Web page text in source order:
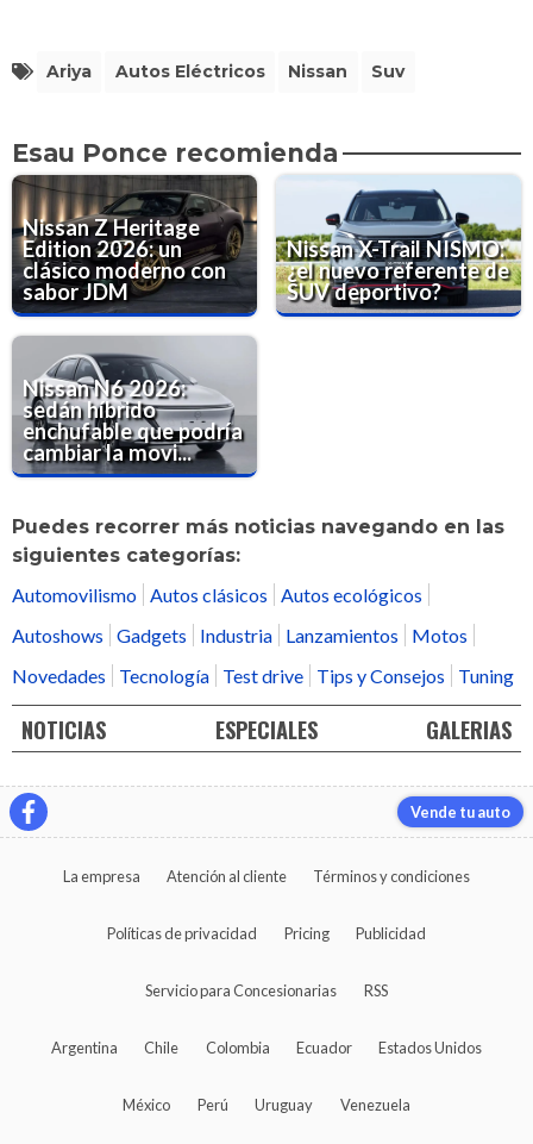
Ariya Autos Eléctricos Nissan Suv
Esau Ponce recomienda
Nissan Z Heritage
Edition 2026: un
clásico moderno con
sabor JDM
Nissan X-Trail NISMO:
¿el nuevo referente de
SUV deportivo?
Nissan N6 2026:
sedán híbrido
enchufable que podría
cambiar la movi...
Puedes recorrer más noticias navegando en las
siguientes categorías:
Automovilismo Autos clásicos
Autos ecológicos
Autoshows
Gadgets Industria Lanzamientos
Motos
Novedades
Tecnología Test drive Tips y Consejos Tuning
NOTICIAS ESPECIALES GALERIAS
Vende tu auto
La empresa Atención al cliente Términos y condiciones
Políticas de privacidad Pricing Publicidad
Servicio para Concesionarias RSS
Argentina Chile Colombia Ecuador Estados Unidos
México Perú Uruguay Venezuela